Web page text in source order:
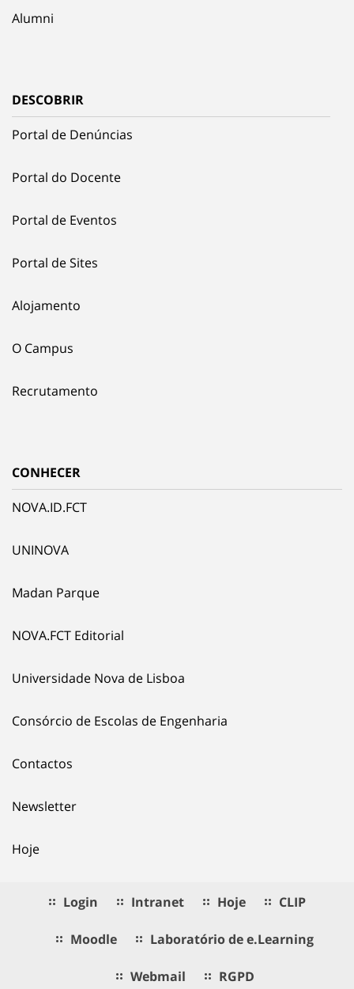
Alumni
DESCOBRIR
Portal de Denúncias
Portal do Docente
Portal de Eventos
Portal de Sites
Alojamento
O Campus
Recrutamento
CONHECER
NOVA.ID.FCT
UNINOVA
Madan Parque
NOVA.FCT Editorial
Universidade Nova de Lisboa
Consórcio de Escolas de Engenharia
Contactos
Newsletter
Hoje
Login Intranet Hoje CLIP
Moodle Laboratório de e.Learning
Webmail RGPD